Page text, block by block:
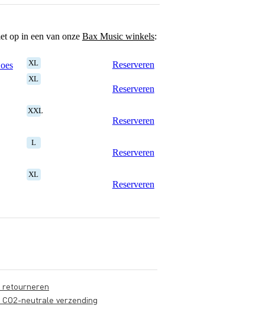
op in een van onze Bax Music winkels:
XL
Reserveren
XL
Reserveren
XXL
Reserveren
L
Reserveren
XL
Reserveren
retourneren
CO2-neutrale verzending